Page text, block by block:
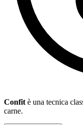
Confit è una tecnica
carne.